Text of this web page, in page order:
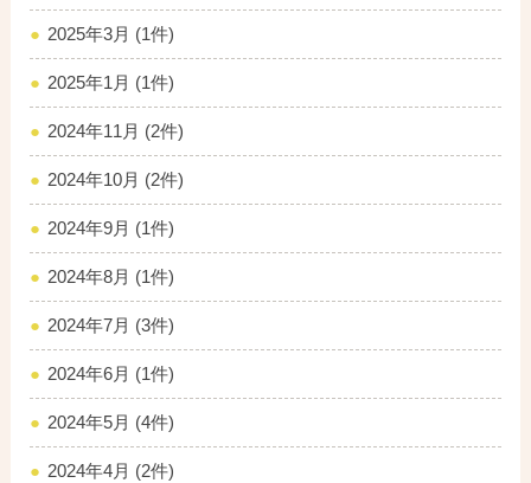
2025年3月 (1件)
2025年1月 (1件)
2024年11月 (2件)
2024年10月 (2件)
2024年9月 (1件)
2024年8月 (1件)
2024年7月 (3件)
2024年6月 (1件)
2024年5月 (4件)
2024年4月 (2件)